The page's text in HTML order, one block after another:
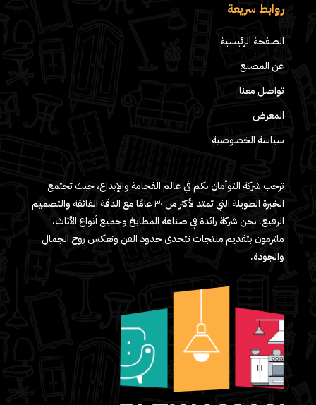
روابط سريعة
الصفحة الرئيسية
عن المصنع
تواصل معنا
المعرض
سياسة الخصوصية
ترحب شركة التوأمان بكم في عالم الفخامة والإبداع، حيث تجتمع
الخبرة الطويلة التي تمتد لأكثر من ٣٠ عامًا مع الدقة الفائقة والتصميم
الرفيع. نحن شركة رائدة في صناعة المطابخ وجميع أنواع الأثاث،
ملتزمون بتقديم منتجات تتحدى حدود الفن وتعكس روح الجمال
والجودة.